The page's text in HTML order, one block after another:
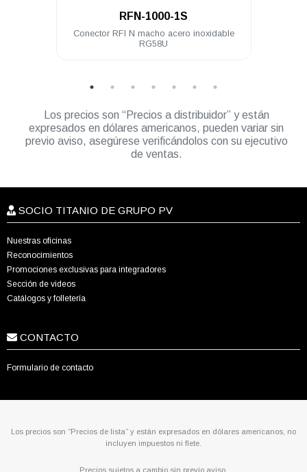
RFN-1000-1S
Conector RFI N macho acero inoxidable
RG58U
Los precios son “Precios a distribuidor” y están
expresados en dólares americanos, pueden variar sin
previo aviso, asegúrese verificándolos con su ejecutivo
de ventas.
SOCIO TITANIO DE GRUPO PV
Nuestras oficinas
Reconocimientos
Promociones exclusivas para integradores
Sección de videos
Catálogos y folletería
CONTACTO
Formulario de contacto
Los precios son “Precios de lista” y están expresados en dólares americanos, no
incluyen impuestos ni flete.
Precios sujetos a cambio sin previo aviso.